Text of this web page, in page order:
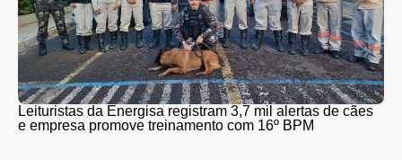
Leituristas da Energisa registram 3,7 mil alertas de cães
e empresa promove treinamento com 16º BPM